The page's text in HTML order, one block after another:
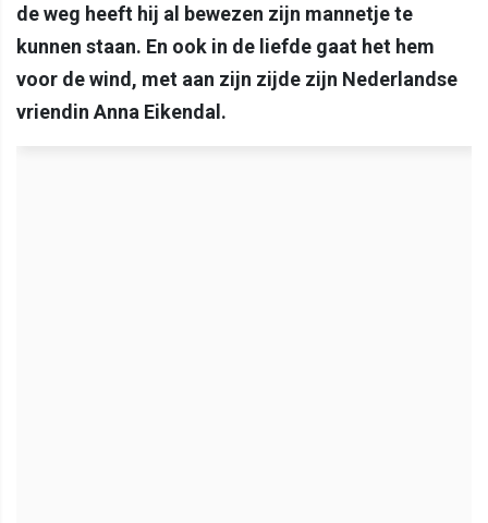
de weg heeft hij al bewezen zijn mannetje te
kunnen staan. En ook in de liefde gaat het hem
voor de wind, met aan zijn zijde zijn Nederlandse
vriendin Anna Eikendal.